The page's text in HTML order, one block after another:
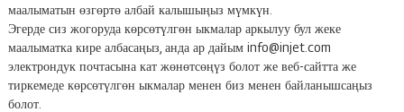
маалыматын өзгөртө албай калышыңыз мүмкүн.
Эгерде сиз жогоруда көрсөтүлгөн ыкмалар аркылуу бул жеке
маалыматка кире албасаңыз, анда ар дайым info@injet.com
электрондук почтасына кат жөнөтсөңүз болот же веб-сайтта же
тиркемеде көрсөтүлгөн ыкмалар менен биз менен байланышсаңыз
болот.